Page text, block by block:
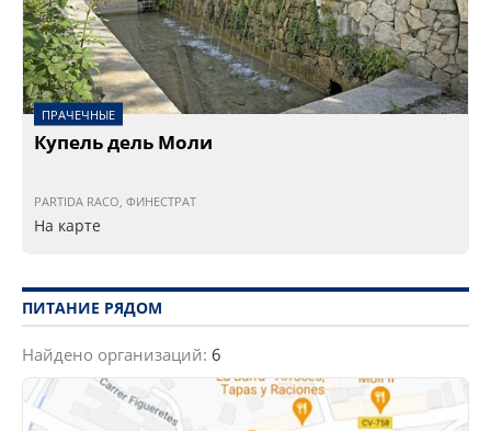
ПРАЧЕЧНЫЕ
Купель дель Моли
PARTIDA RACO, ФИНЕСТРАТ
На карте
ПИТАНИЕ РЯДОМ
Найдено организаций: 6